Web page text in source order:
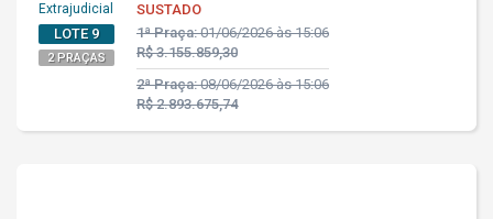
Extrajudicial
LOTE 9
2 PRAÇAS
SUSTADO
1ª Praça:01/06/2026 às 15:06
R$ 3.155.859,30
2ª Praça:08/06/2026 às 15:06
R$ 2.893.675,74